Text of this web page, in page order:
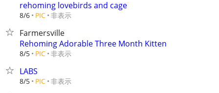
rehoming lovebirds and cage
8/6 PIC 非表示
Farmersville
Rehoming Adorable Three Month Kitten
8/5 PIC 非表示
LABS
8/5 PIC 非表示